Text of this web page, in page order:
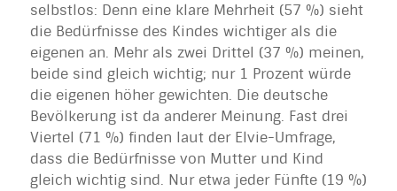
selbstlos: Denn eine klare Mehrheit (57 %) sieht
die Bedürfnisse des Kindes wichtiger als die
eigenen an. Mehr als zwei Drittel (37 %) meinen,
beide sind gleich wichtig; nur 1 Prozent würde
die eigenen höher gewichten. Die deutsche
Bevölkerung ist da anderer Meinung. Fast drei
Viertel (71 %) finden laut der Elvie-Umfrage,
dass die Bedürfnisse von Mutter und Kind
gleich wichtig sind. Nur etwa jeder Fünfte (19 %)